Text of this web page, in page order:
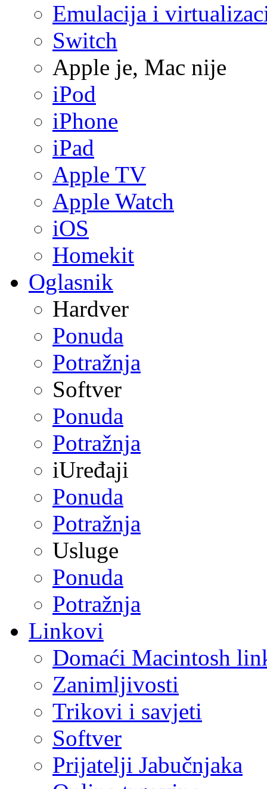
Emulacija i
Switch
Apple je, Mac nije
iPod
iPhone
iPad
Apple TV
Apple Watch
iOS
Homekit
Oglasnik
Hardver
Ponuda
Potražnja
Softver
Ponuda
Potražnja
iUređaji
Ponuda
Potražnja
Usluge
Ponuda
Potražnja
Linkovi
Domaći Macintosh
Zanimljivosti
Trikovi i savjeti
Softver
Prijatelji Jabučnjaka